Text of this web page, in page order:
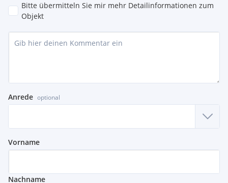
Bitte übermitteln Sie mir mehr Detailinformationen zum
Objekt
Anrede optional
Vorname
Nachname